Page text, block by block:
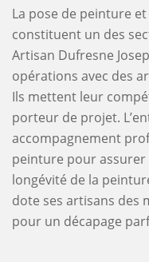
La pose de peinture
constituent un des
Artisan Dufresne
opérations avec des
Ils mettent leur
porteur de projet.
accompagnement
peinture pour
longévité de la
dote ses artisans des
pour un décapage